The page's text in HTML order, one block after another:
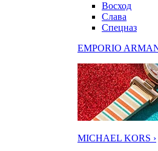
Восход
Слава
Спецназ
EMPORIO
MICHAEL KORS ›